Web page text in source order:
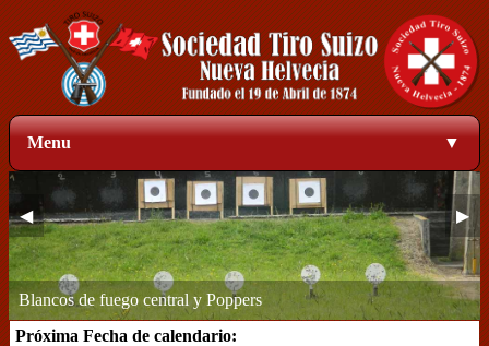
Menu ▼
Zona de blancos a 50 metros
◀ ▶
1
Próxima Fecha de calendario: